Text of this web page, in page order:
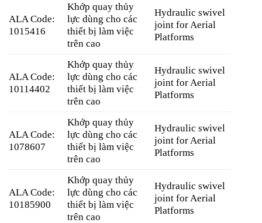
ALA Code:
1015416
Khớp quay thủy
lực dùng cho các
thiết bị làm việc
trên cao
Hydraulic swivel
joint for Aerial
Platforms
ALA Code:
10114402
Khớp quay thủy
lực dùng cho các
thiết bị làm việc
trên cao
Hydraulic swivel
joint for Aerial
Platforms
ALA Code:
1078607
Khớp quay thủy
lực dùng cho các
thiết bị làm việc
trên cao
Hydraulic swivel
joint for Aerial
Platforms
ALA Code:
10185900
Khớp quay thủy
lực dùng cho các
thiết bị làm việc
trên cao
Hydraulic swivel
joint for Aerial
Platforms